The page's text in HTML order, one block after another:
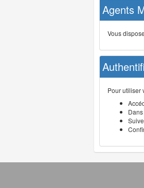
Agents
Vous
Pour utiliser